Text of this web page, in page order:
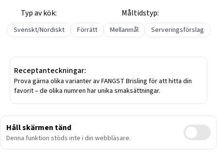
Typ av kök:
Svenskt/Nordiskt
Måltidstyp:
Förrätt Mellanmål Serveringsförslag
Receptanteckningar:
Prova gärna olika varianter av FANGST Brisling för att hitta din
favorit – de olika numren har unika smaksättningar.
Håll skärmen tänd
Denna funktion stöds inte i din webbläsare.